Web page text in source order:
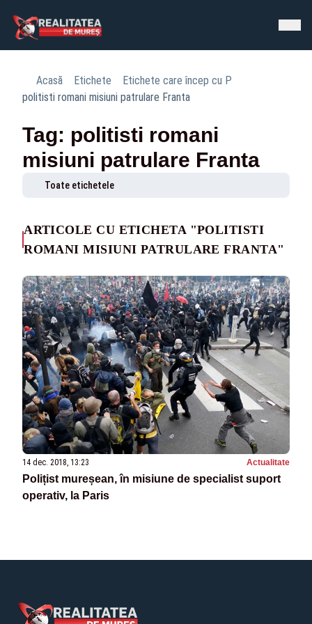
Acasă Etichete
Etichete care încep cu P
politisti romani misiuni patrulare Franta
Tag: politisti romani
misiuni patrulare Franta
Toate etichetele
ARTICOLE CU ETICHETA "POLITISTI
ROMANI MISIUNI PATRULARE FRANTA"
14 dec. 2018, 13:23 Actualitate
Polițist mureșean, în misiune de specialist suport
operativ, la Paris